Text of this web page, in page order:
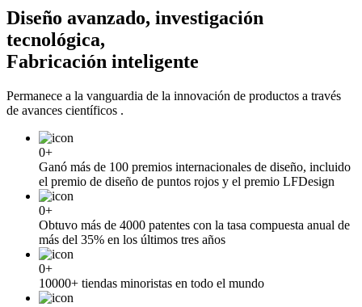
Diseño avanzado, investigación
tecnológica,
Fabricación inteligente
Permanece a la vanguardia de la innovación de productos a través
de avances científicos .
0+
Ganó más de 100 premios internacionales de diseño, incluido
el premio de diseño de puntos rojos y el premio LFDesign
0+
Obtuvo más de 4000 patentes con la tasa compuesta anual de
más del 35% en los últimos tres años
0+
10000+ tiendas minoristas en todo el mundo